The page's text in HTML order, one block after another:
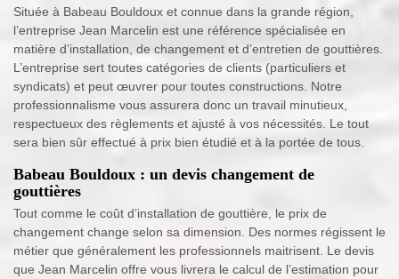
Située à Babeau Bouldoux et connue dans la grande région,
l’entreprise Jean Marcelin est une référence spécialisée en
matière d’installation, de changement et d’entretien de gouttières.
L’entreprise sert toutes catégories de clients (particuliers et
syndicats) et peut œuvrer pour toutes constructions. Notre
professionnalisme vous assurera donc un travail minutieux,
respectueux des règlements et ajusté à vos nécessités. Le tout
sera bien sûr effectué à prix bien étudié et à la portée de tous.
Babeau Bouldoux : un devis changement de
gouttières
Tout comme le coût d’installation de gouttière, le prix de
changement change selon sa dimension. Des normes régissent le
métier que généralement les professionnels maitrisent. Le devis
que Jean Marcelin offre vous livrera le calcul de l’estimation pour